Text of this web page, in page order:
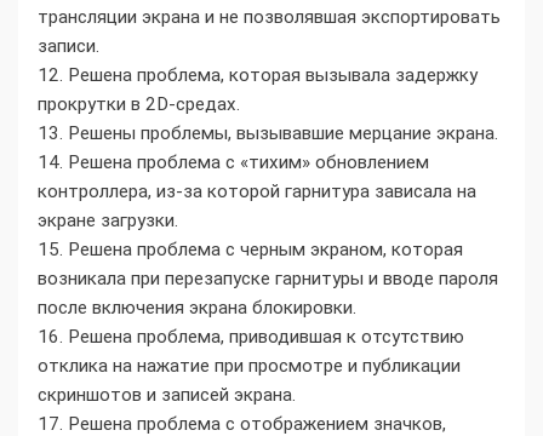
трансляции экрана и не позволявшая экспортировать
записи.
12. Решена проблема, которая вызывала задержку
прокрутки в 2D-средах.
13. Решены проблемы, вызывавшие мерцание экрана.
14. Решена проблема с «тихим» обновлением
контроллера, из-за которой гарнитура зависала на
экране загрузки.
15. Решена проблема с черным экраном, которая
возникала при перезапуске гарнитуры и вводе пароля
после включения экрана блокировки.
16. Решена проблема, приводившая к отсутствию
отклика на нажатие при просмотре и публикации
скриншотов и записей экрана.
17. Решена проблема с отображением значков,